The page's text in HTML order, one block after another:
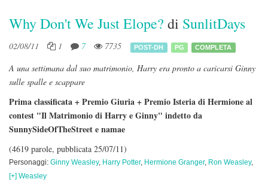
Why Don't We Just Elope? di SunlitDays
02/08/11 1 7 7735 POST-DH PG COMPLETA
A una settimana dal suo matrimonio, Harry era pronto a caricarsi Ginny
sulle spalle e scappare
Prima classificata + Premio Giuria + Premio Isteria di Hermione al
contest "Il Matrimonio di Harry e Ginny" indetto da
SunnySideOfTheStreet e namae
(4619 parole, pubblicata 25/07/11)
Personaggi: Ginny Weasley, Harry Potter, Hermione Granger, Ron Weasley,
[+] Weasley